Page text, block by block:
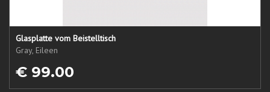
Glasplatte vom Beistelltisch
Gray, Eileen
€ 99.00